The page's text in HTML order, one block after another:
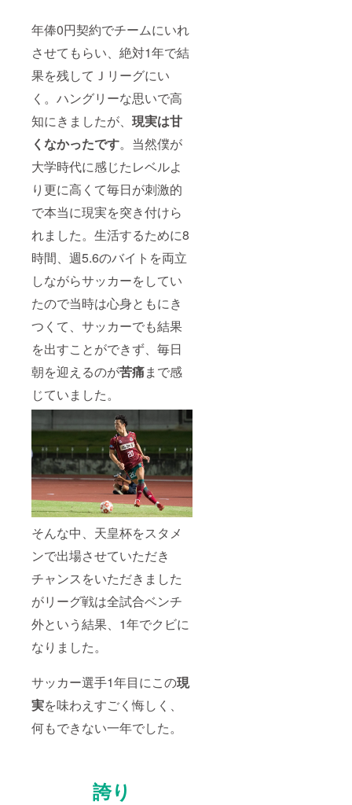
年俸0円契約でチームにいれ
させてもらい、絶対1年で結
果を残してＪリーグにい
く。ハングリーな思いで高
知にきましたが、 現実は甘
くなかったです。当然僕が
大学時代に感じたレベルよ
り更に高くて毎日が刺激的
で本当に現実を突き付けら
れました。生活するために8
時間、週5.6のバイトを両立
しながらサッカーをしてい
たので当時は心身ともにき
つくて、サッカーでも結果
を出すことができず、毎日
朝を迎えるのが苦痛まで感
じていました。
そんな中、天皇杯をスタメ
ンで出場させていただき
チャンスをいただきました
がリーグ戦は全試合ベンチ
外という結果、1年でクビに
なりました。
サッカー選手1年目にこの現
実を味わえすごく悔しく、
何もできない一年でした。
誇り